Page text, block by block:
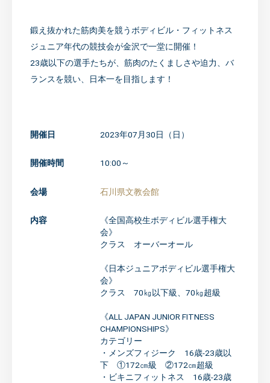
鍛え抜かれた筋肉美を競うボディビル・フィットネス
ジュニア年代の競技会が金沢で一堂に開催！
23歳以下の選手たちが、筋肉のたくましさや迫力、バ
ランスを競い、日本一を目指します！
開催日 2023年07月30日（日）
開催時間 10:00～
会場 石川県文教会館
内容
《全国高校生ボディビル選手権大
会》
クラス オーバーオール
《日本ジュニアボディビル選手権大
会》
クラス 70㎏以下級、70㎏超級
《ALL JAPAN JUNIOR FITNESS
CHAMPIONSHIPS》
カテゴリー
・メンズフィジーク 16歳-23歳以
下 ①172㎝級 ②172㎝超級
・ビキニフィットネス 16歳-23歳